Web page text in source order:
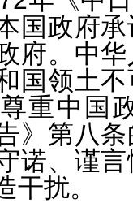
国政府
府。中
国领土
重中国
》第八
诺、谨
干扰。